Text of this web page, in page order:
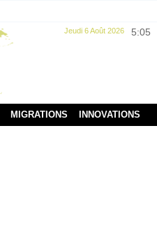
Jeudi 6 Août 2026 5:05
MIGRATIONS INNOVATIONS